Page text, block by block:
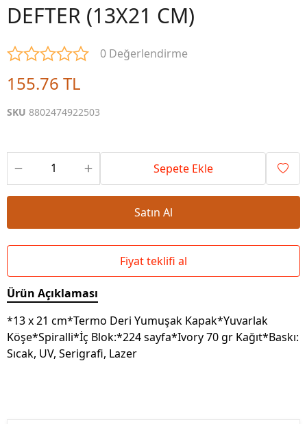
DEFTER (13X21 CM)
0 Değerlendirme
155.76 TL
SKU 8802474922503
Sepete Ekle
Satın Al
Fiyat teklifi al
Ürün Açıklaması
*13 x 21 cm*Termo Deri Yumuşak Kapak*Yuvarlak
Köşe*Spiralli*İç Blok:*224 sayfa*Ivory 70 gr Kağıt*Baskı:
Sıcak, UV, Serigrafi, Lazer